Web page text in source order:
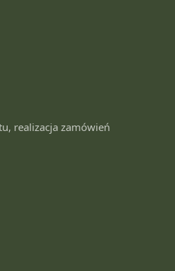
realizacja zamówień